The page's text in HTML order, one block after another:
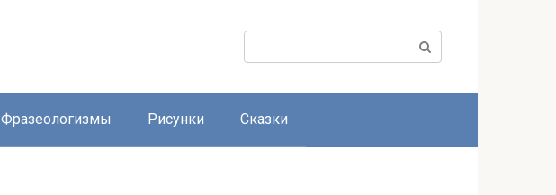
Поиск:
Фразеологизмы Рисунки Сказки